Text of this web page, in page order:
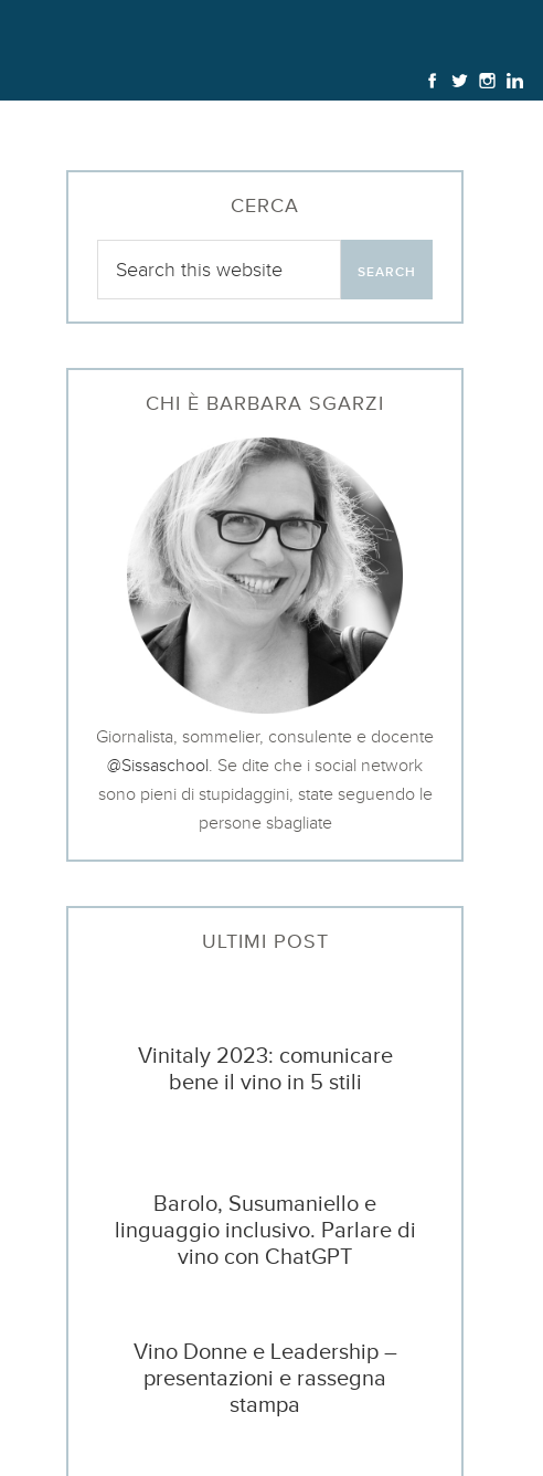
CERCA
CHI È BARBARA SGARZI
Giornalista, sommelier, consulente e docente
@Sissaschool . Se dite che i social network
sono pieni di stupidaggini, state seguendo le
persone sbagliate
ULTIMI POST
Vinitaly 2023: comunicare
bene il vino in 5 stili
Barolo, Susumaniello e
linguaggio inclusivo. Parlare di
vino con ChatGPT
Vino Donne e Leadership –
presentazioni e rassegna
stampa